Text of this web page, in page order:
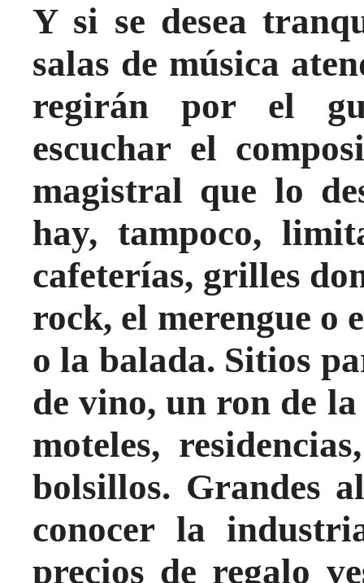
Y si se desea
salas de música
regirán por el
escuchar el
magistral que lo
hay, tampoco,
cafeterías, grilles
rock, el merengue o
o la balada. Sitios
de vino, un ron de la
moteles,
bolsillos. Grandes
conocer la
precios de regalo